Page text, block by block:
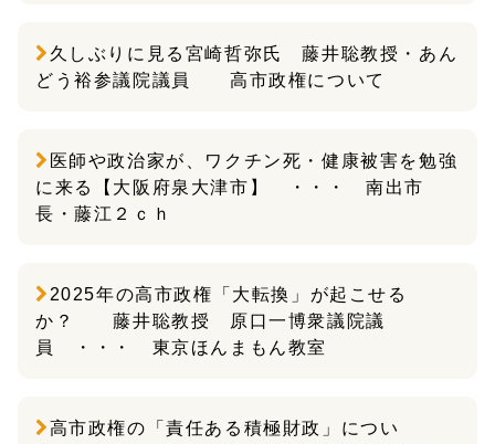
久しぶりに見る宮崎哲弥氏 藤井聡教授・あん
どう裕参議院議員 高市政権について
医師や政治家が、ワクチン死・健康被害を勉強
に来る【大阪府泉大津市】 ・・・ 南出市
長・藤江２ｃｈ
2025年の高市政権「大転換」が起こせる
か？ 藤井聡教授 原口一博衆議院議
員 ・・・ 東京ほんまもん教室
高市政権の「責任ある積極財政」につい